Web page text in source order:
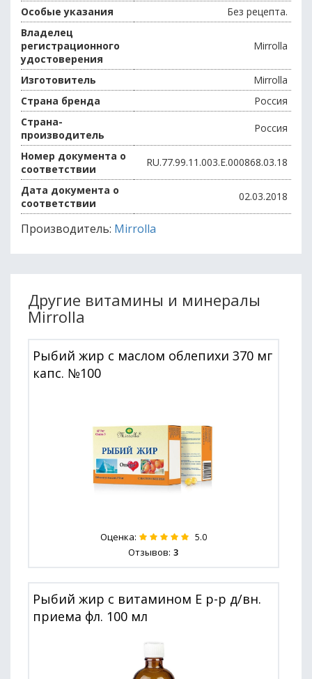
Особые указания
Без рецепта.
Владелец
регистрационного
удостоверения
Mirrolla
Изготовитель
Mirrolla
Страна бренда
Россия
Страна-
производитель
Россия
Номер документа о
соответствии
RU.77.99.11.003.Е.000868.03.18
Дата документа о
соответствии
02.03.2018
Производитель: Mirrolla
Другие витамины и минералы
Mirrolla
Рыбий жир с маслом облепихи 370 мг
капс. №100
Оценка: 5.0
Отзывов: 3
Рыбий жир с витамином Е р-р д/вн.
приема фл. 100 мл